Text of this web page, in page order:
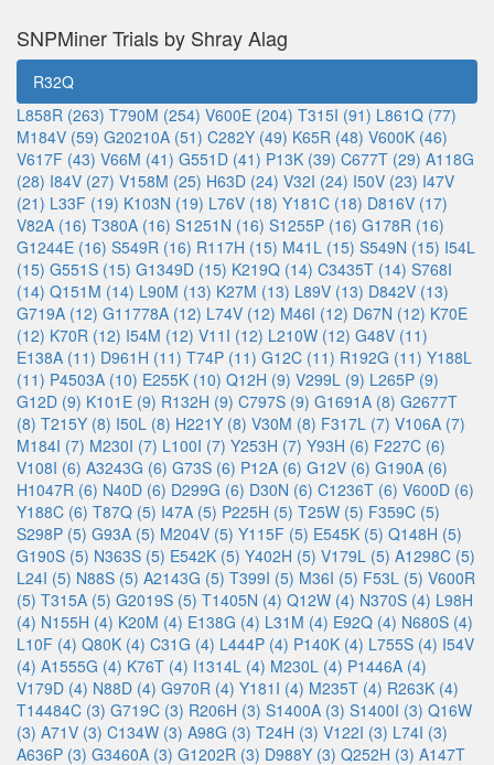
SNPMiner Trials by Shray Alag
R32Q
L858R (263) T790M (254) V600E (204) T315I (91) L861Q (77)
M184V (59) G20210A (51) C282Y (49) K65R (48) V600K (46)
V617F (43) V66M (41) G551D (41) P13K (39) C677T (29) A118G
(28) I84V (27) V158M (25) H63D (24) V32I (24) I50V (23) I47V
(21) L33F (19) K103N (19) L76V (18) Y181C (18) D816V (17)
V82A (16) T380A (16) S1251N (16) S1255P (16) G178R (16)
G1244E (16) S549R (16) R117H (15) M41L (15) S549N (15) I54L
(15) G551S (15) G1349D (15) K219Q (14) C3435T (14) S768I
(14) Q151M (14) L90M (13) K27M (13) L89V (13) D842V (13)
G719A (12) G11778A (12) L74V (12) M46I (12) D67N (12) K70E
(12) K70R (12) I54M (12) V11I (12) L210W (12) G48V (11)
E138A (11) D961H (11) T74P (11) G12C (11) R192G (11) Y188L
(11) P4503A (10) E255K (10) Q12H (9) V299L (9) L265P (9)
G12D (9) K101E (9) R132H (9) C797S (9) G1691A (8) G2677T
(8) T215Y (8) I50L (8) H221Y (8) V30M (8) F317L (7) V106A (7)
M184I (7) M230I (7) L100I (7) Y253H (7) Y93H (6) F227C (6)
V108I (6) A3243G (6) G73S (6) P12A (6) G12V (6) G190A (6)
H1047R (6) N40D (6) D299G (6) D30N (6) C1236T (6) V600D (6)
Y188C (6) T87Q (5) I47A (5) P225H (5) T25W (5) F359C (5)
S298P (5) G93A (5) M204V (5) Y115F (5) E545K (5) Q148H (5)
G190S (5) N363S (5) E542K (5) Y402H (5) V179L (5) A1298C (5)
L24I (5) N88S (5) A2143G (5) T399I (5) M36I (5) F53L (5) V600R
(5) T315A (5) G2019S (5) T1405N (4) Q12W (4) N370S (4) L98H
(4) N155H (4) K20M (4) E138G (4) L31M (4) E92Q (4) N680S (4)
L10F (4) Q80K (4) C31G (4) L444P (4) P140K (4) L755S (4) I54V
(4) A1555G (4) K76T (4) I1314L (4) M230L (4) P1446A (4)
V179D (4) N88D (4) G970R (4) Y181I (4) M235T (4) R263K (4)
T14484C (3) G719C (3) R206H (3) S1400A (3) S1400I (3) Q16W
(3) A71V (3) C134W (3) A98G (3) T24H (3) V122I (3) L74I (3)
A636P (3) G3460A (3) G1202R (3) D988Y (3) Q252H (3) A147T